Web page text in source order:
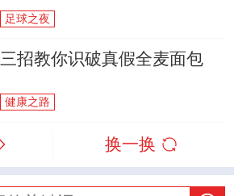
足球之夜
三招教你识破真假全麦面包
健康之路
换一换